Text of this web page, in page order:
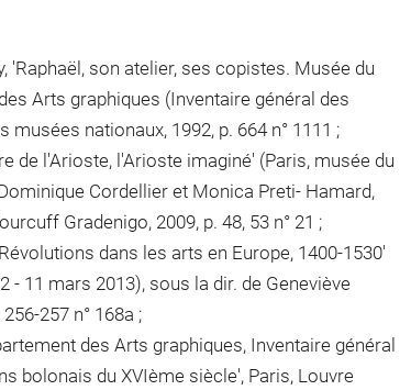
'Raphaël, son atelier, ses copistes. Musée du
Arts graphiques (Inventaire général des
nationaux, 1992, p. 664 n° 1111 ;
de l'Arioste, l'Arioste imaginé' (Paris, musée du
Cordellier et Monica Preti- Hamard,
Gradenigo, 2009, p. 48, 53 n° 21 ;
dans les arts en Europe, 1400-1530'
- 11 mars 2013), sous la dir. de Geneviève
257 n° 168a ;
des Arts graphiques, Inventaire général
bolonais du XVIème siècle', Paris, Louvre